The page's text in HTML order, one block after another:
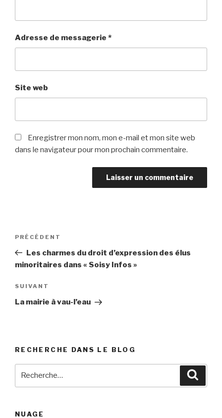
Adresse de messagerie *
Site web
Enregistrer mon nom, mon e-mail et mon site web
dans le navigateur pour mon prochain commentaire.
Navigation
l’article
Article
précédent
PRÉCÉDENT
Les charmes du droit d’expression des élus
minoritaires dans « Soisy Infos »
Article
suivant
SUIVANT
La mairie à vau-l’eau
RECHERCHE DANS LE BLOG
NUAGE